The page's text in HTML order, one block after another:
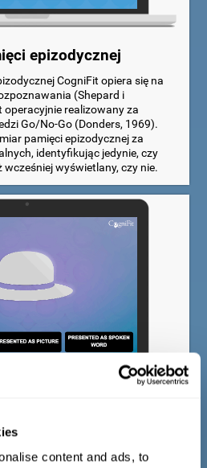
content and ads, to
epizodycznej
CogniFit opiera się na
(Shepard i
operacyjnie realizowany za
Go/No-Go (Donders, 1969).
pamięci epizodycznej za
identyfikując jedynie, czy
wyświetlany, czy nie.
jest oparty na Boston Naming
pokazanego przedmiotu